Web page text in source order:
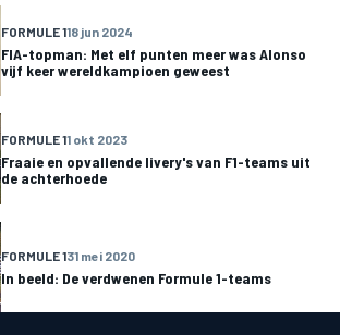
FORMULE 118 jun 2024
FIA-topman: Met elf punten meer was Alonso
vijf keer wereldkampioen geweest
FORMULE 11 okt 2023
Fraaie en opvallende livery's van F1-teams uit
de achterhoede
FORMULE 131 mei 2020
In beeld: De verdwenen Formule 1-teams